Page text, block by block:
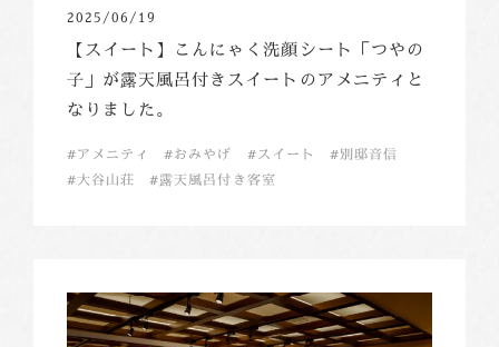
2025/06/19
【スイート】こんにゃく洗顔シート「つやの
子」が露天風呂付きスイートのアメニティと
なりました。
アメニティ おみやげ スイート
別邸音信
大谷山荘
露天風呂付き客室